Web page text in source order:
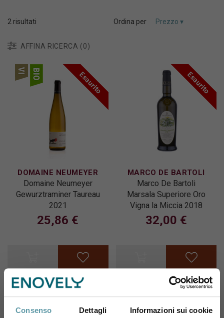
Consenso Dettagli Informazioni sui cookie
2 risultati Ordina per
AFFINA RICERCA (0)
Esaurito
DOMAINE NEUMEYER
Domaine Neumeyer
Gewurztraminer Taureau
2021
25,86 €
Esaurito
MARCO DE BARTOLI
Marco De Bartoli
Marsala Superiore Oro
Vigna la Miccia 2018
32,00 €
1